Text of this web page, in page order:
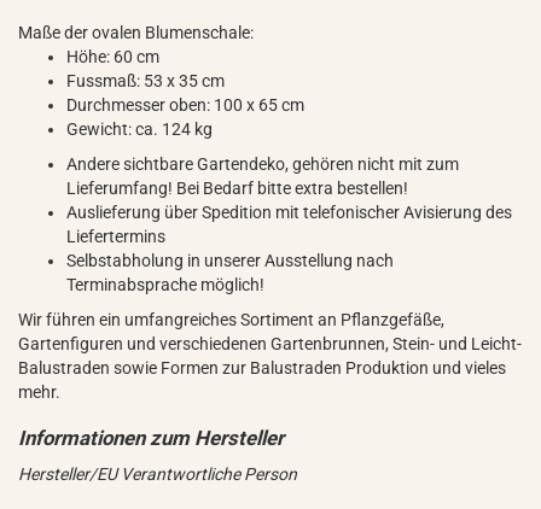
Maße der ovalen Blumenschale:
Höhe: 60 cm
Fussmaß: 53 x 35 cm
Durchmesser oben: 100 x 65 cm
Gewicht: ca. 124 kg
Andere sichtbare Gartendeko, gehören nicht mit zum
Lieferumfang! Bei Bedarf bitte extra bestellen!
Auslieferung über Spedition mit telefonischer Avisierung des
Liefertermins
Selbstabholung in unserer Ausstellung nach
Terminabsprache möglich!
Wir führen ein umfangreiches Sortiment an Pflanzgefäße,
Gartenfiguren und verschiedenen Gartenbrunnen, Stein- und Leicht-
Balustraden sowie Formen zur Balustraden Produktion und vieles
mehr.
Hersteller/EU Verantwortliche Person